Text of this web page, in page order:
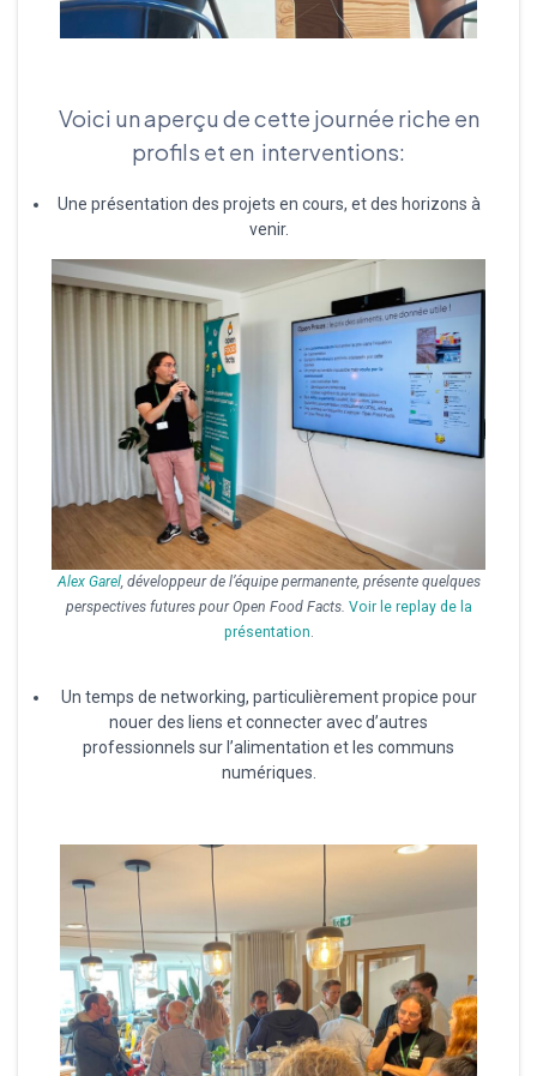
Voici un aperçu de cette journée riche en
profils et en interventions:
Une présentation des projets en cours, et des horizons à
venir.
Alex Garel, développeur de l’équipe permanente, présente quelques
perspectives futures pour Open Food Facts. Voir le replay de la
présentation
Un temps de networking, particulièrement propice pour
nouer des liens et connecter avec d’autres
professionnels sur l’alimentation et les communs
numériques.